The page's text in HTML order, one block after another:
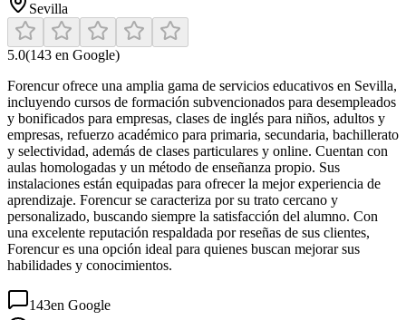
Sevilla
5.0(143 en Google)
Forencur ofrece una amplia gama de servicios educativos en Sevilla,
incluyendo cursos de formación subvencionados para desempleados
y bonificados para empresas, clases de inglés para niños, adultos y
empresas, refuerzo académico para primaria, secundaria, bachillerato
y selectividad, además de clases particulares y online. Cuentan con
aulas homologadas y un método de enseñanza propio. Sus
instalaciones están equipadas para ofrecer la mejor experiencia de
aprendizaje. Forencur se caracteriza por su trato cercano y
personalizado, buscando siempre la satisfacción del alumno. Con
una excelente reputación respaldada por reseñas de sus clientes,
Forencur es una opción ideal para quienes buscan mejorar sus
habilidades y conocimientos.
143en Google